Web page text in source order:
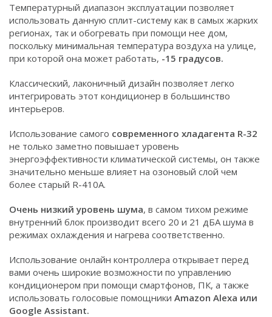
Температурный диапазон эксплуатации позволяет
использовать данную сплит-систему как в самых жарких
регионах, так и обогревать при помощи нее дом,
поскольку минимальная температура воздуха на улице,
при которой она может работать, -15 градусов.
Классический, лаконичный дизайн позволяет легко
интегрировать этот кондиционер в большинство
интерьеров.
Использование самого современного хладагента R-32
не только заметно повышает уровень
энергоэффективности климатической системы, он также
значительно меньше влияет на озоновый слой чем
более старый R-410А.
Очень низкий уровень шума, в самом тихом режиме
внутренний блок производит всего 20 и 21 дБА шума в
режимах охлаждения и нагрева соответственно.
Использование онлайн контроллера открывает перед
вами очень широкие возможности по управлению
кондиционером при помощи смартфонов, ПК, а также
использовать голосовые помощники Amazon Alexa или
Google Assistant.